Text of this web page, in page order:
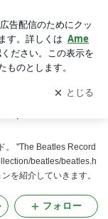
受け取りまし
開く
。 "The Beatles Record
beatles/beatles.h
を紹介していきます。
フォロー